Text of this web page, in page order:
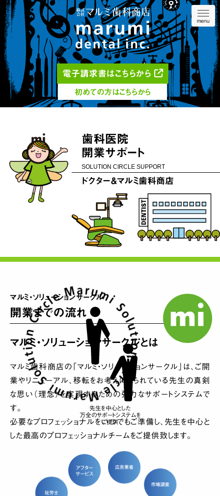
menu
電子請求書はこちらから
初めての方はこちらから
歯科医院
開業サポート
SOLUTION CIRCLE SUPPORT
ドクター＆マルミ歯科商店
マルミ・ソリューションサークル
開業までの流れ
マルミ・ソリューションサークルとは
マルミ歯科商店の「マルミ・ソリューションサークル」は、ご開
業やリニューアル、移転をお考えになられている先生の真剣
な思い（理念）を実現するための強力なサポートシステムで
す。
必要なプロフェッショナルをいつでもご準備し、先生を中心と
した最高のプロフェッショナルチームをご提供致します。
先生を中心とした
万全のサポートシステムを
ご提供